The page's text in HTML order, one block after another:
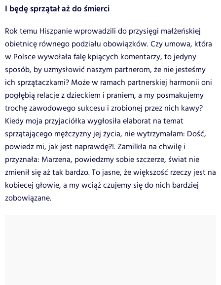
I będę sprzątał aż do śmierci
Rok temu Hiszpanie wprowadzili do przysięgi małżeńskiej
obietnicę równego podziału obowiązków. Czy umowa, która
w Polsce wywołała falę kpiących komentarzy, to jedyny
sposób, by uzmysłowić naszym partnerom, że nie jesteśmy
ich sprzątaczkami? Może w ramach partnerskiej harmonii oni
pogłębią relacje z dzieckiem i praniem, a my posmakujemy
trochę zawodowego sukcesu i zrobionej przez nich kawy?
Kiedy moja przyjaciółka wygłosiła elaborat na temat
sprzątającego mężczyzny jej życia, nie wytrzymałam: Dość,
powiedz mi, jak jest naprawdę?!. Zamilkła na chwilę i
przyznała: Marzena, powiedzmy sobie szczerze, świat nie
zmienił się aż tak bardzo. To jasne, że większość rzeczy jest na
kobiecej głowie, a my wciąż czujemy się do nich bardziej
zobowiązane.